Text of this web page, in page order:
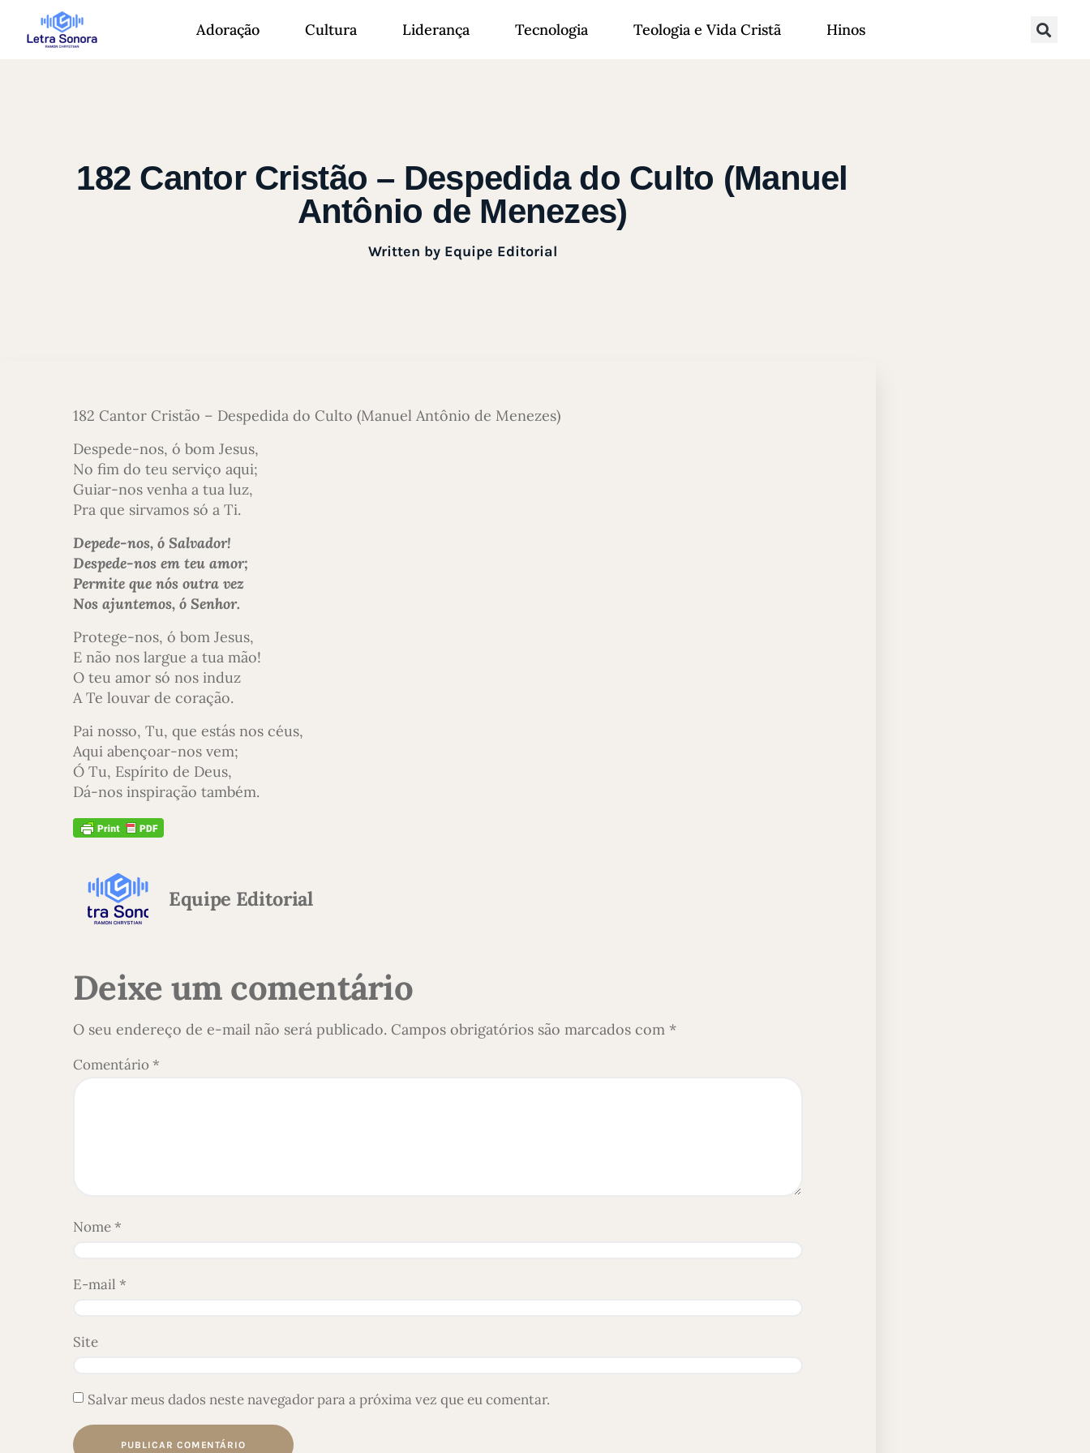
Adoração Cultura Liderança Tecnologia Teologia e Vida Cristã Hinos
182 Cantor Cristão – Despedida do Culto (Manuel
Antônio de Menezes)
Written byEquipe Editorial
182 Cantor Cristão – Despedida do Culto (Manuel Antônio de Menezes)
Despede-nos, ó bom Jesus,
No fim do teu serviço aqui;
Guiar-nos venha a tua luz,
Pra que sirvamos só a Ti.
Depede-nos, ó Salvador!
Despede-nos em teu amor;
Permite que nós outra vez
Nos ajuntemos, ó Senhor.
Protege-nos, ó bom Jesus,
E não nos largue a tua mão!
O teu amor só nos induz
A Te louvar de coração.
Pai nosso, Tu, que estás nos céus,
Aqui abençoar-nos vem;
Ó Tu, Espírito de Deus,
Dá-nos inspiração também.
Equipe Editorial
Deixe um comentário
O seu endereço de e-mail não será publicado. Campos obrigatórios são marcados com *
Comentário*
Nome*
E-mail *
Site
Salvar meus dados neste navegador para a próxima vez que eu comentar.